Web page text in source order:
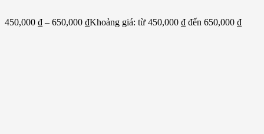
450,000 ₫ – 650,000 ₫Khoảng giá: từ 450,000 ₫ đến 650,000 ₫